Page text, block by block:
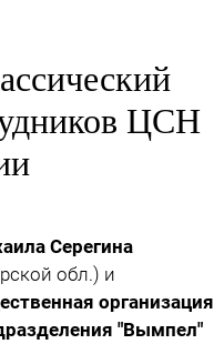
ЦСН
Серегина
обл.) и
организация
"Вымпел"